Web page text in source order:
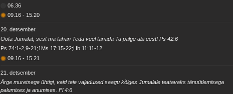
06.36
09.16- 15.20
20. detsember
Oota Jumalat, sest ma tahan Teda veel tänada Ta palge abi eest! Ps 42:6
Ps 74:1-2,9-21;1Ms 17:15-22;Hb 11:11-12
09.16- 15.21
21. detsember
Ärge muretsege ühtigi, vaid teie vajadused saagu kõiges Jumalale teatavaks tänuütlemisega
palumises ja anumises. Fl 4:6